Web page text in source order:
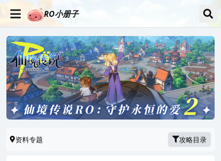
RO小册子
资料专题 攻略目录